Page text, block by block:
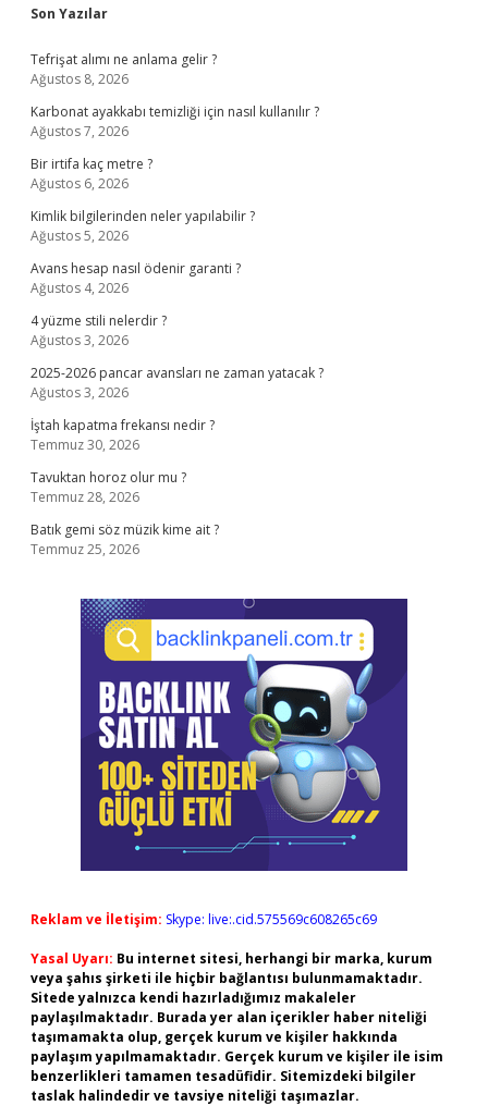
Sidebar
Son Yazılar
Tefrişat alımı ne anlama gelir ?
Ağustos 8, 2026
Karbonat ayakkabı temizliği için nasıl kullanılır ?
Ağustos 7, 2026
Bir irtifa kaç metre ?
Ağustos 6, 2026
Kimlik bilgilerinden neler yapılabilir ?
Ağustos 5, 2026
Avans hesap nasıl ödenir garanti ?
Ağustos 4, 2026
4 yüzme stili nelerdir ?
Ağustos 3, 2026
2025-2026 pancar avansları ne zaman yatacak ?
Ağustos 3, 2026
İştah kapatma frekansı nedir ?
Temmuz 30, 2026
Tavuktan horoz olur mu ?
Temmuz 28, 2026
Batık gemi söz müzik kime ait ?
Temmuz 25, 2026
Reklam ve İletişim: Skype: live:.cid.575569c608265c69
Yasal Uyarı: Bu internet sitesi, herhangi bir marka, kurum
veya şahıs şirketi ile hiçbir bağlantısı bulunmamaktadır.
Sitede yalnızca kendi hazırladığımız makaleler
paylaşılmaktadır. Burada yer alan içerikler haber niteliği
taşımamakta olup, gerçek kurum ve kişiler hakkında
paylaşım yapılmamaktadır. Gerçek kurum ve kişiler ile isim
benzerlikleri tamamen tesadüfidir. Sitemizdeki bilgiler
taslak halindedir ve tavsiye niteliği taşımazlar.